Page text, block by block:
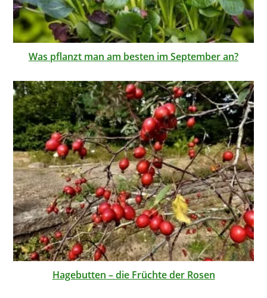
Was pflanzt man am besten im September an?
Hagebutten – die Früchte der Rosen